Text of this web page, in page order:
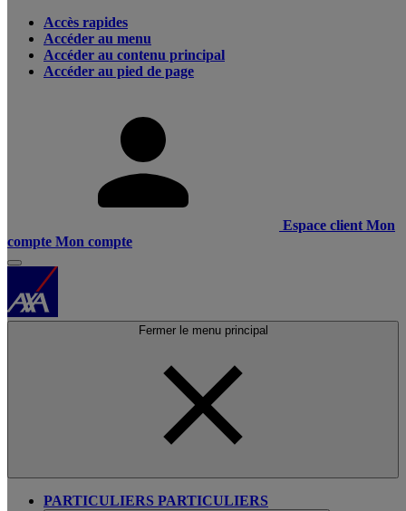
Accès rapides
Accéder au menu
Accéder au contenu principal
Accéder au pied de page
Espace client Mon
compte Mon compte
Fermer le menu principal
PARTICULIERS PARTICULIERS